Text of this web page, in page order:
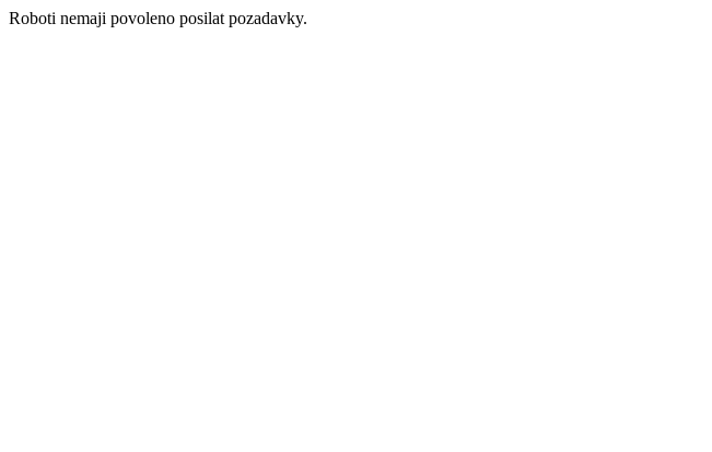
Roboti nemaji povoleno posilat pozadavky.